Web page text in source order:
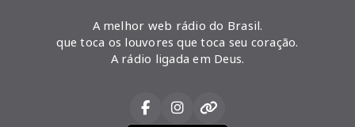
A melhor web rádio do Brasil.
que toca os louvores que toca seu coração.
A rádio ligada em Deus.